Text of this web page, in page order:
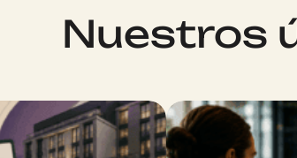
Nuestros